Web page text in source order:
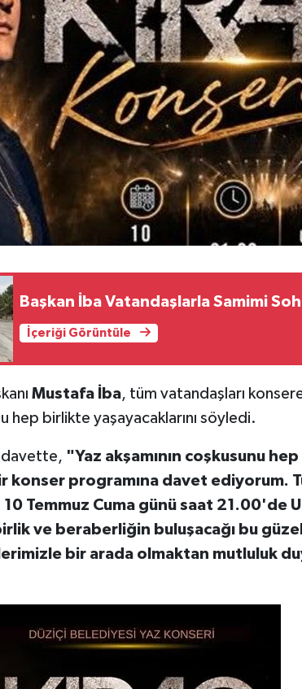
Başkan İba Vatandaşlarla Samimi
İçeriği Görüntüle
Mustafa İba, tüm vatandaşları
hep birlikte yaşayacaklarını söyledi.
davette, "Yaz akşamının coşkusunu
konser programına davet ediyorum.
10 Temmuz Cuma günü saat 21.00'de
ve beraberliğin buluşacağı bu
bir arada olmaktan mutluluk